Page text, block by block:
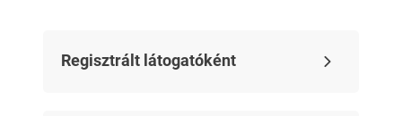
Regisztrált látogatóként